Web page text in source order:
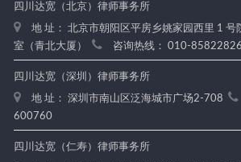
四川达宽（北京）律师事务所
地 址： 北京市朝阳区平房乡姚家园西里 1 号
室（青北大厦）
咨询热线： 010-85822826
四川达宽（深圳）律师事务所
地 址： 深圳市南山区泛海城市广场2-708
600760
四川达宽（仁寿）律师事务所